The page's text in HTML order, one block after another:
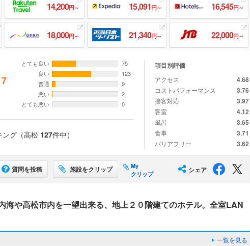
14,200円～ 15,091 円～ 16,545円～
18,000円～ 21,340円～ 22,000円～
とても良い
75
良い
123
普通
9
悪い
2
とても悪い
0
ング（高松 127件中）
項目別評価
アクセス 4.68
コストパフォーマンス 3.76
接客対応 3.97
客室 4.12
風呂 3.65
食事 3.71
バリアフリー 3.62
質問を投稿 施設をクリップ
My
クリップ
シェア
や高松市内を一望出来る、地上２０階建てのホテル。全室LAN
一覧を見る